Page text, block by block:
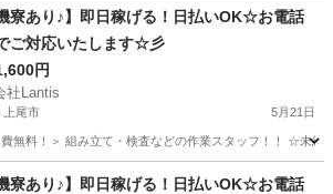
時給
寮あり♪】即日稼げる！日払いOK☆お電話
ご対応いたします☆彡
円
社Lantis
上尾市 5月21日
費無料！＞ 組み立て・検査などの作業スタッフ！！
時給
寮あり♪】即日稼げる！日払いOK☆お電話